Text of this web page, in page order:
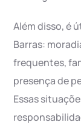
Além disso, é
Barras:
frequentes,
presença de
Essas